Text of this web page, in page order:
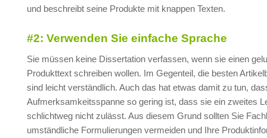
und beschreibt seine Produkte mit knappen Texten.
#2: Verwenden Sie einfache Sprache
Sie müssen keine Dissertation verfassen, wenn sie einen
Produkttext schreiben wollen. Im Gegenteil, die besten
sind leicht verständlich. Auch das hat etwas damit zu tun,
Aufmerksamkeitsspanne so gering ist, dass sie ein zweites
schlichtweg nicht zulässt. Aus diesem Grund sollten Sie
umständliche Formulierungen vermeiden und Ihre